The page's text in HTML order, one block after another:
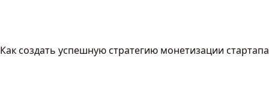
Как создать успешную стратегию монетизации стартапа